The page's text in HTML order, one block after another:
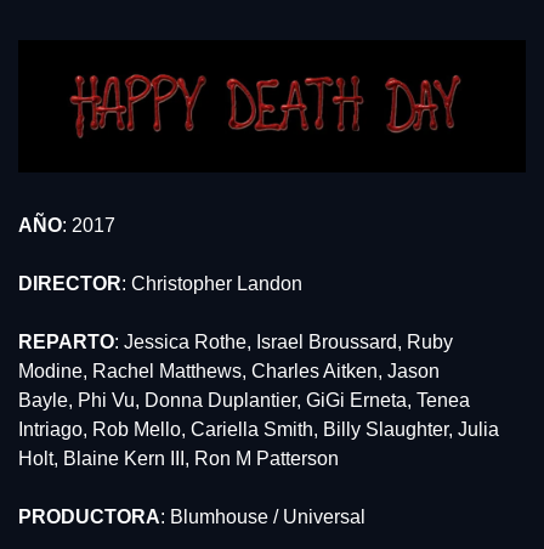
AÑO: 2017
DIRECTOR: Christopher Landon
REPARTO: Jessica Rothe, Israel Broussard, Ruby
Modine, Rachel Matthews, Charles Aitken, Jason
Bayle, Phi Vu, Donna Duplantier, GiGi Erneta, Tenea
Intriago, Rob Mello, Cariella Smith, Billy Slaughter, Julia
Holt, Blaine Kern III, Ron M Patterson
PRODUCTORA: Blumhouse / Universal